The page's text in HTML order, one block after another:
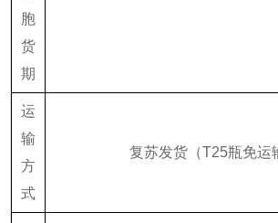
胞
货
期
运
输
方
式
复苏发货（T25瓶免运